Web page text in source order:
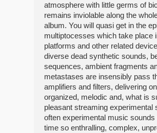
atmosphere with little germs of
remains inviolable along the
album. You will quasi get in the
multiptocesses which take place
platforms and other related
diverse dead synthetic sounds,
sequences, ambient fragments
metastases are insensibly pass
amplifiers and filters, delivering
organized, melodic and, what is
pleasant streaming experimental
often experimental music
time so enthralling, complex,